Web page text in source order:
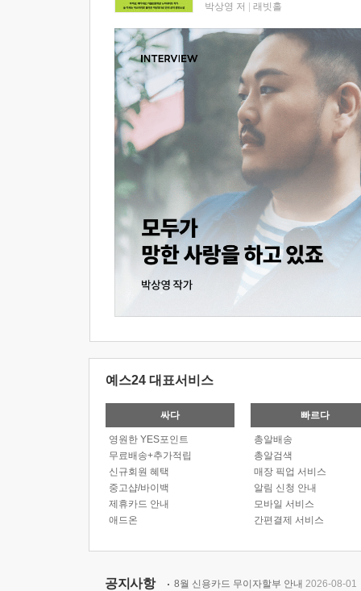
박상영 저 래빗홀
예스24 대표서비스
싸다
영원한 YES포인트
무료배송+추가적립
신규회원 혜택
중고샵/바이백
제휴카드 안내
애드온
빠르다
총알배송
총알검색
매장 픽업 서비스
알림 신청 안내
모바일 서비스
간편결제 서비스
공지사항 8월 신용카드 무이자할부 안내 2026-08-01